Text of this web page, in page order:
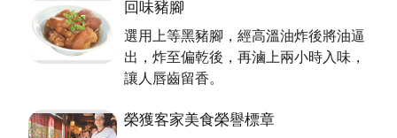
身兼主廚的林老闆表示，這是選用上等黑豬腳，經高溫
油炸將油逼出，炸到偏乾後，再滷上兩小時。值得一提
的是，不惜重本選用老字號黑龍油膏燜滷，入味後色澤
油亮不說，嚼勁Q度十足。
對於未來，姜老闆娘深感「傳承」是一大重點，至今仍
有父親那一輩的老顧客，遠道而來就是為了吃那一份老
回味豬腳
選用上等黑豬腳，經高溫油炸後將油逼
出，炸至偏乾後，再滷上兩小時入味，
讓人唇齒留香。
榮獲客家美食榮譽標章